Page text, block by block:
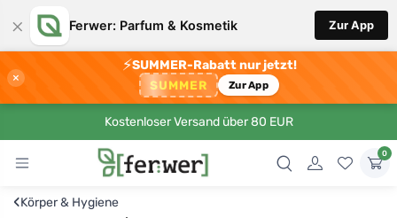
× Ferwer: Parfum & Kosmetik Zur App
×
⚡SUMMER-Rabatt nur jetzt!
SUMMER Zur App
Kostenloser Versand über 80 EUR
0
‹Körper & Hygiene